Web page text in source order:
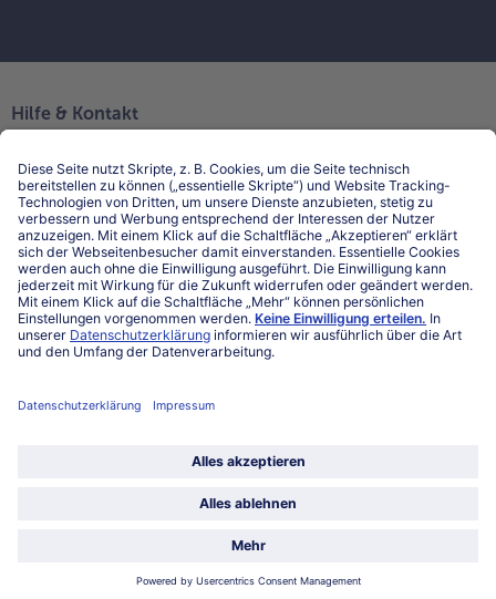
Hilfe & Kontakt
Kontakt
FAQ
Service
Unternehmen